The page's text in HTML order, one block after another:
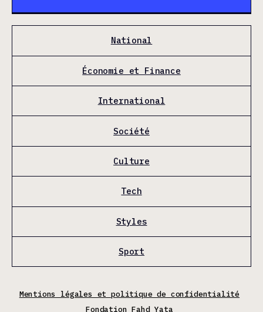
National
Économie et Finance
International
Société
Culture
Tech
Styles
Sport
Mentions légales et politique de confidentialité
Fondation Fahd Yata